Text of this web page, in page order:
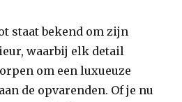
staat bekend om zijn
waarbij elk detail
om een luxueuze
de opvarenden. Of je nu